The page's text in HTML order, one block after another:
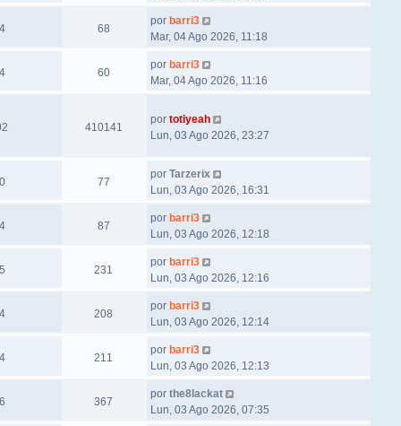
4 68
por barri3
Mar, 04 Ago 2026, 11:18
4 60
por barri3
Mar, 04 Ago 2026, 11:16
410141
por totiyeah
Lun, 03 Ago 2026, 23:27
0 77
por Tarzerix
Lun, 03 Ago 2026, 16:31
4 87
por barri3
Lun, 03 Ago 2026, 12:18
5 231
por barri3
Lun, 03 Ago 2026, 12:16
4 208
por barri3
Lun, 03 Ago 2026, 12:14
4 211
por barri3
Lun, 03 Ago 2026, 12:13
6 367
por the8lackat
Lun, 03 Ago 2026, 07:35